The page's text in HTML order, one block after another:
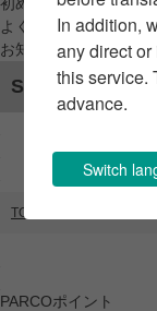
よくあるご質問 / お問
お知らせ
SNSアカウント
TOP
PARCOポイント
In addition,
any direct
this service.
advance.
Switch